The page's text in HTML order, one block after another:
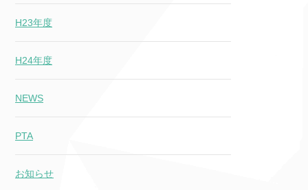
H23年度
H24年度
NEWS
PTA
お知らせ